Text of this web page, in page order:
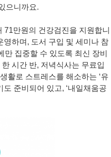
으니까요.
만원의 건강검진을 지원합니
영하며, 도서 구입 및 세미나 참
집중할 수 있도록 최신 장비
시간 반, 저녁식사는 무료입
활로 스트레스를 해소하는 ‘유
준비되어 있고, ‘내일채움공